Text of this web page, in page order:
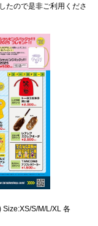
たので是非ご利用くださ
S/M/L/XL 各